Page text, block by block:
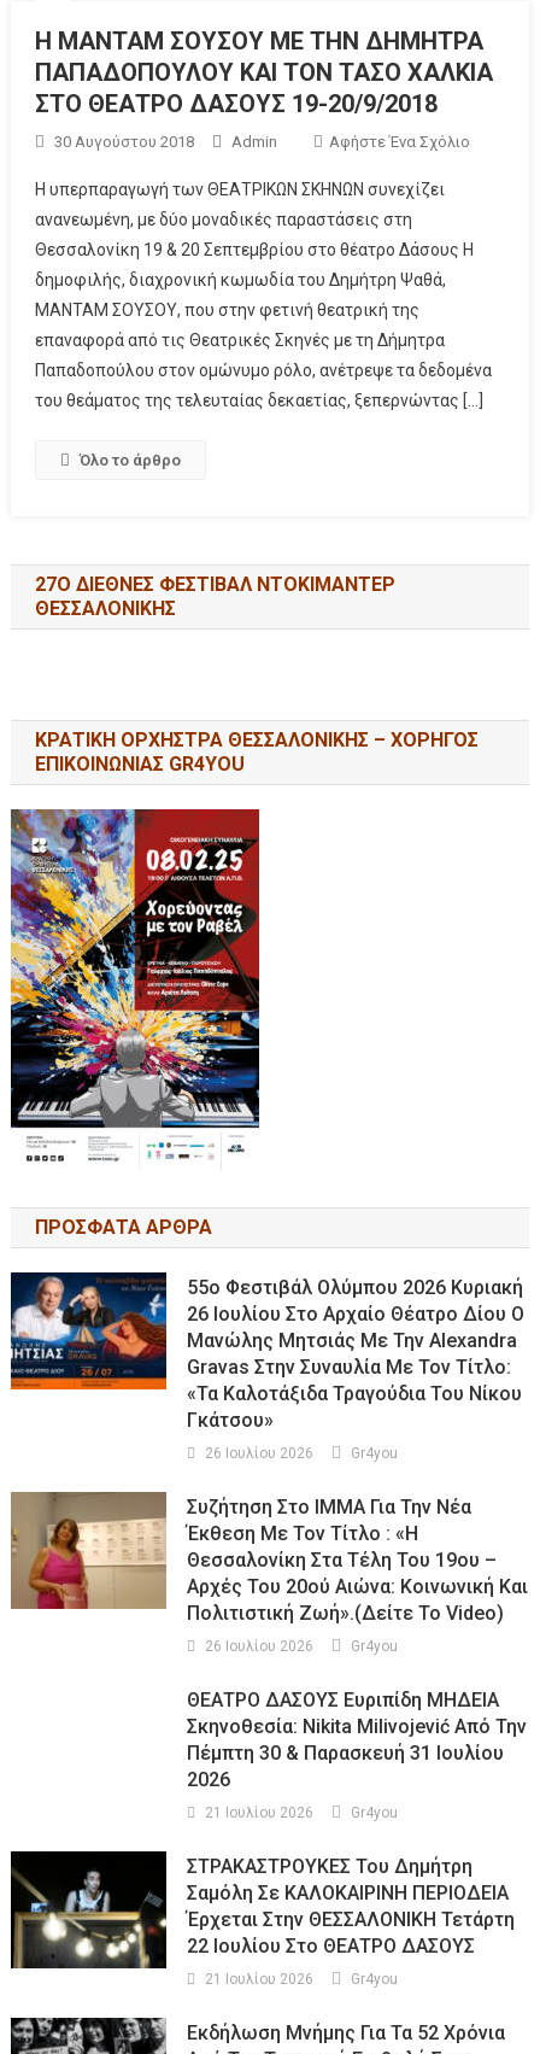
Η ΜΑΝΤΑΜ ΣΟΥΣΟΥ ΜΕ ΤΗΝ ΔΗΜΗΤΡΑ
ΠΑΠΑΔΟΠΟΥΛΟΥ ΚΑΙ ΤΟΝ ΤΑΣΟ ΧΑΛΚΙΑ
ΣΤΟ ΘΕΑΤΡΟ ΔΑΣΟΥΣ 19-20/9/2018
30 Αυγούστου 2018 Admin Αφήστε Ένα Σχόλιο
Η υπερπαραγωγή των ΘΕΑΤΡΙΚΩΝ ΣΚΗΝΩΝ συνεχίζει
ανανεωμένη, με δύο μοναδικές παραστάσεις στη
Θεσσαλονίκη 19 & 20 Σεπτεμβρίου στο θέατρο Δάσους Η
δημοφιλής, διαχρονική κωμωδία του Δημήτρη Ψαθά,
ΜΑΝΤΑΜ ΣΟΥΣΟΥ, που στην φετινή θεατρική της
επαναφορά από τις Θεατρικές Σκηνές με τη Δήμητρα
Παπαδοπούλου στον ομώνυμο ρόλο, ανέτρεψε τα δεδομένα
του θεάματος της τελευταίας δεκαετίας, ξεπερνώντας […]
Όλο το άρθρο
27Ο ΔΙΕΘΝΕΣ ΦΕΣΤΙΒΑΛ ΝΤΟΚΙΜΑΝΤΕΡ
ΘΕΣΣΑΛΟΝΙΚΗΣ
ΚΡΑΤΙΚΗ ΟΡΧΗΣΤΡΑ ΘΕΣΣΑΛΟΝΙΚΗΣ – ΧΟΡΗΓΟΣ
ΕΠΙΚΟΙΝΩΝΙΑΣ GR4YOU
ΠΡΟΣΦΑΤΑ ΑΡΘΡΑ
55ο Φεστιβάλ Ολύμπου 2026 Κυριακή
26 Ιουλίου Στο Αρχαίο Θέατρο Δίου Ο
Μανώλης Μητσιάς Με Την Alexandra
Gravas Στην Συναυλία Με Τον Τίτλο:
«τα Καλοτάξιδα Τραγούδια Του Νίκου
Γκάτσου»
26 Ιουλίου 2026 Gr4you
Συζήτηση Στο ΙΜΜΑ Για Την Νέα
Έκθεση Με Τον Τίτλο : «Η
Θεσσαλονίκη Στα Τέλη Του 19ου –
Αρχές Του 20ού Αιώνα: Κοινωνική Και
Πολιτιστική Ζωή».(Δείτε Το Video)
26 Ιουλίου 2026 Gr4you
ΘΕΑΤΡΟ ΔΑΣΟΥΣ Ευριπίδη ΜΗΔΕΙΑ
Σκηνοθεσία: Nikita Milivojević Από Την
Πέμπτη 30 & Παρασκευή 31 Ιουλίου
2026
21 Ιουλίου 2026 Gr4you
ΣΤΡΑΚΑΣΤΡΟΥΚΕΣ Του Δημήτρη
Σαμόλη Σε ΚΑΛΟΚΑΙΡΙΝΗ ΠΕΡΙΟΔΕΙΑ
Έρχεται Στην ΘΕΣΣΑΛΟΝΙΚΗ Τετάρτη
22 Ιουλίου Στο ΘΕΑΤΡΟ ΔΑΣΟΥΣ
21 Ιουλίου 2026 Gr4you
Εκδήλωση Μνήμης Για Τα 52 Χρόνια